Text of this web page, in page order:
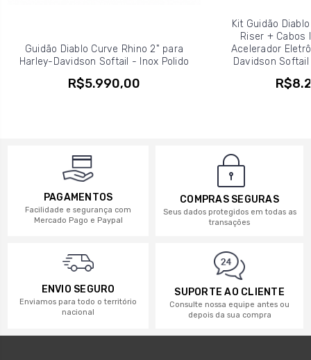
Guidão Diablo Curve Rhino 2" para
Harley-Davidson Softail - Inox Polido
R$5.990,00
Kit Guidão
Riser + Cabos
Acelerador
Davidson
PAGAMENTOS
Facilidade e segurança com
Mercado Pago e Paypal
COMPRAS SEGURAS
Seus dados protegidos em todas as
transações
ENVIO SEGURO
Enviamos para todo o território
nacional
SUPORTE AO CLIENTE
Consulte nossa equipe antes ou
depois da sua compra